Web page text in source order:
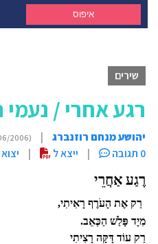
שירים
רגע אחרי / נעמי
יהושע מנחם רוזנברג |
(13/06/2006 07:51)
0 תגובה
| ייצא ל |
רֶגַע אַחֲרֵי
רַק אֶת הָעֹרֶף רָאִיתִי,
מִיָד פָּלַשׁ הַכְּאֵב.
רַק עוֹד דָּקָּה רָצִיתִי